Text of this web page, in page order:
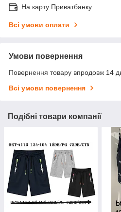
На карту Приватбанку
Всі умови оплати
Умови повернення
Повернення товару впродовж 14
Всі умови повернення
Подібні товари компанії